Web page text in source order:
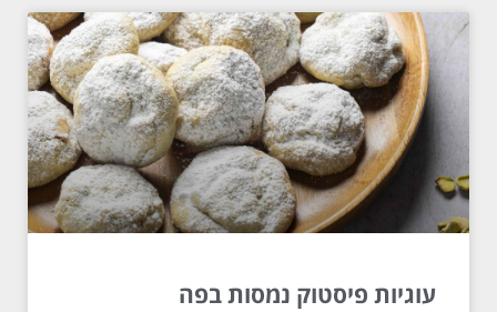
עוגיות פיסטוק נמסות בפה